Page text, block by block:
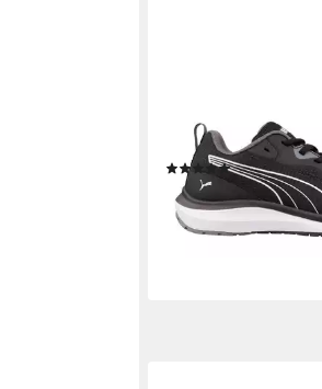
Sicherheitsschuh
Laufsohle
(2)
ab 99,99 €
lieferbar - in 2-3